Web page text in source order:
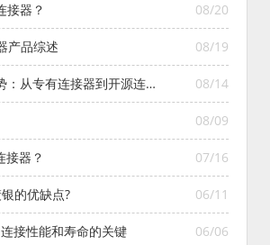
08/20
接器？
08/19
产品综述
08/14
：从专有连接器到开源连接
08/09
07/16
接器？
06/11
的优缺点?
06/06
接性能和寿命的关键